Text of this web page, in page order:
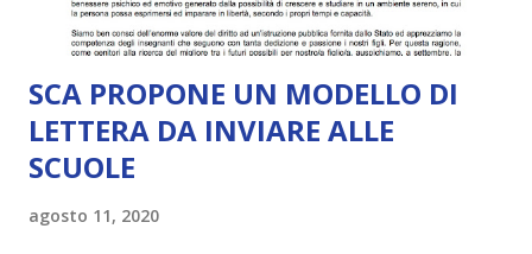
SCA PROPONE UN MODELLO DI
LETTERA DA INVIARE ALLE
SCUOLE
agosto 11, 2020